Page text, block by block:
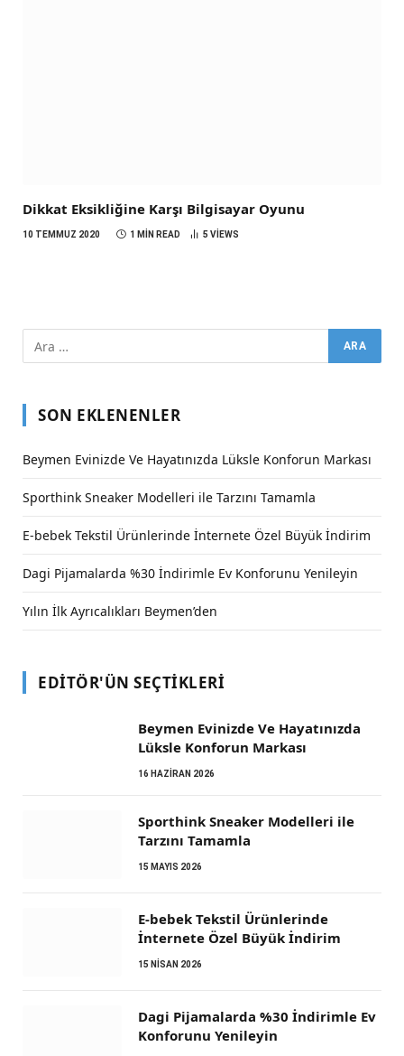
Dikkat Eksikliğine Karşı Bilgisayar Oyunu
10 TEMMUZ 2020 1 MIN READ 5VIEWS
SON EKLENENLER
Beymen Evinizde Ve Hayatınızda Lüksle Konforun Markası
Sporthink Sneaker Modelleri ile Tarzını Tamamla
E-bebek Tekstil Ürünlerinde İnternete Özel Büyük İndirim
Dagi Pijamalarda %30 İndirimle Ev Konforunu Yenileyin
Yılın İlk Ayrıcalıkları Beymen’den
EDITÖR'ÜN SEÇTIKLERI
Beymen Evinizde Ve Hayatınızda
Lüksle Konforun Markası
16 HAZIRAN 2026
Sporthink Sneaker Modelleri ile
Tarzını Tamamla
15 MAYIS 2026
E-bebek Tekstil Ürünlerinde
İnternete Özel Büyük İndirim
15 NISAN 2026
Dagi Pijamalarda %30 İndirimle Ev
Konforunu Yenileyin